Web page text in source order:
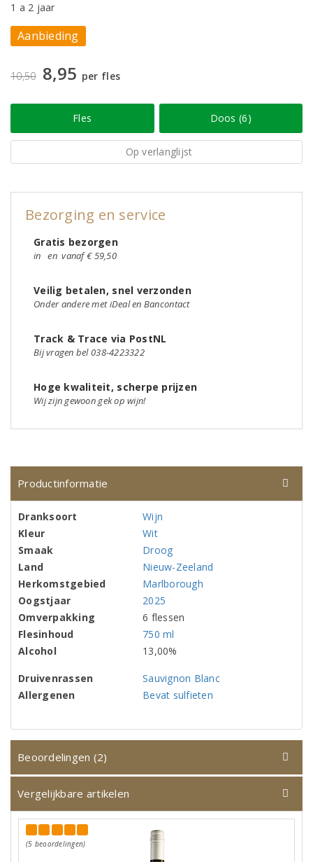
1 a 2 jaar
Aanbieding
10,50 8,95 per fles
Fles Doos (6)
Op verlanglijst
Bezorging en service
Gratis bezorgen
in en vanaf € 59,50
Veilig betalen, snel verzonden
Onder andere met iDeal en Bancontact
Track & Trace via PostNL
Bij vragen bel 038-4223322
Hoge kwaliteit, scherpe prijzen
Wij zijn gewoon gek op wijn!
Productinformatie
Dranksoort
Wijn
Kleur
Wit
Smaak
Droog
Land
Nieuw-Zeeland
Herkomstgebied
Marlborough
Oogstjaar
2025
Omverpakking
6 flessen
Flesinhoud
750 ml
Alcohol
13,00%
Druivenrassen
Sauvignon Blanc
Allergenen
Bevat sulfieten
Beoordelingen (2)
Vergelijkbare artikelen
(5 beoordelingen)